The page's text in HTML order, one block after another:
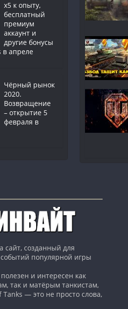
x5 к опыту,
бесплатный
премиум
аккаунт и
другие бонусы
в апреле
Чёрный рынок
2020.
Возвращение
– открытие 5
февраля в
сайт, созданный для
популярной игры
и интересен как
так и матёрым танкистам,
— это не просто слова,